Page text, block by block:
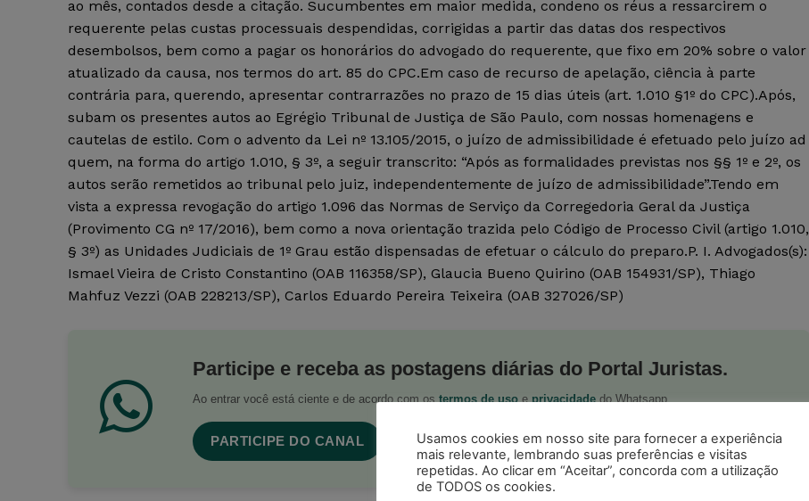
ao mês, contados desde a citação. Sucumbentes em maior medida, condeno os réus a ressarcirem o
requerente pelas custas processuais despendidas, corrigidas a partir das datas dos respectivos
desembolsos, bem como a pagar os honorários do advogado do requerente, que fixo em 20% sobre o valor
atualizado da causa, nos termos do art. 85 do CPC.Em caso de recurso de apelação, ciência à parte
contrária para, querendo, apresentar contrarrazões no prazo de 15 dias úteis (art. 1.010 §1º do CPC).Após,
subam os presentes autos ao Egrégio Tribunal de Justiça de São Paulo, com nossas homenagens e
cautelas de estilo. Com o advento da Lei nº 13.105/2015, o juízo de admissibilidade é efetuado pelo juízo ad
quem, na forma do artigo 1.010, § 3º, a seguir transcrito: “Após as formalidades previstas nos §§ 1º e 2º, os
autos serão remetidos ao tribunal pelo juiz, independentemente de juízo de admissibilidade”.Tendo em
vista a expressa revogação do artigo 1.096 das Normas de Serviço da Corregedoria Geral da Justiça
(Provimento CG nº 17/2016), bem como a nova orientação trazida pelo Código de Processo Civil (artigo 1.010,
§ 3º) as Unidades Judiciais de 1º Grau estão dispensadas de efetuar o cálculo do preparo.P. I. Advogados(s):
Ismael Vieira de Cristo Constantino (OAB 116358/SP), Glaucia Bueno Quirino (OAB 154931/SP), Thiago
Mahfuz Vezzi (OAB 228213/SP), Carlos Eduardo Pereira Teixeira (OAB 327026/SP)
Participe e receba as postagens diárias do Portal Juristas.
Ao entrar você está ciente e de acordo com ostermos de usoeprivacidadedo Whatsapp.
PARTICIPE DO CANAL
Usamos cookies em nosso site para fornecer a experiência
mais relevante, lembrando suas preferências e visitas
repetidas. Ao clicar em “Aceitar”, concorda com a utilização
de TODOS os cookies.